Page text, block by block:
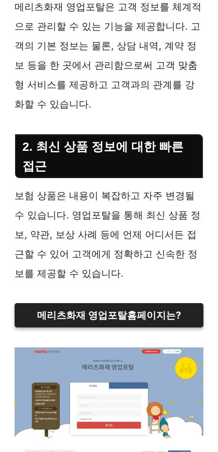
메리츠화재 영업포탈은 고객 정보를 체계적
으로 관리할 수 있는 기능을 제공합니다. 고
객의 기본 정보는 물론, 상담 내역, 계약 정
보 등을 한 곳에서 관리함으로써 고객 맞춤
형 서비스를 제공하고 고객과의 관계를 강
화할 수 있습니다.
2. 최신 상품 정보에 대한 빠른
접근
보험 상품은 내용이 복잡하고 자주 변경될
수 있습니다. 영업포탈을 통해 최신 상품 정
보, 약관, 보상 사례 등에 언제 어디서든 접
근할 수 있어 고객에게 정확하고 신속한 정
보를 제공할 수 있습니다.
메리츠화재 영업포탈홈페이지는?